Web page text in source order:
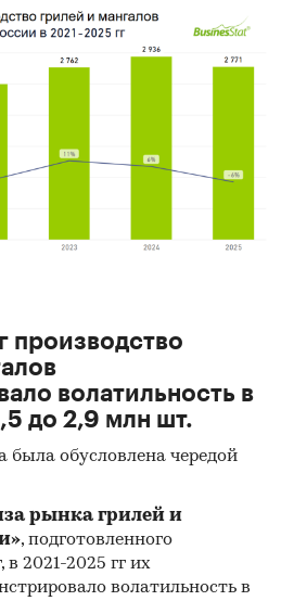
производство
волатильность в
до 2,9 млн шт.
обусловлена чередой
рынка грилей и
, подготовленного
в 2021-2025 гг их
волатильность в